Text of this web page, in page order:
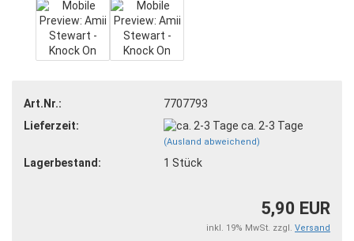
Art.Nr.:
7707793
Lieferzeit:
ca. 2-3 Tage
(Ausland abweichend)
Lagerbestand: 1 Stück
5,90 EUR
inkl. 19% MwSt. zzgl. Versand